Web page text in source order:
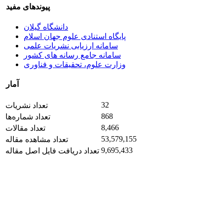
پیوندهای مفید
دانشگاه گیلان
پایگاه استنادی علوم جهان اسلام
سامانه ارزیابی نشریات علمی
سامانه جامع رسانه های کشور
وزارت علوم، تحقیقات و فناوری
آمار
تعداد نشریات
32
تعداد شماره‌ها
868
تعداد مقالات
8,466
تعداد مشاهده مقاله
53,579,155
تعداد دریافت فایل اصل مقاله 9,695,433